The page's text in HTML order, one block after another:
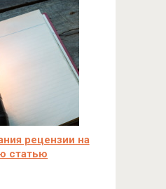
рецензии на
статью